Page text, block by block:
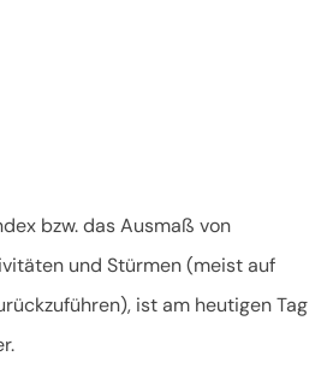
bzw. das Ausmaß von
und Stürmen (meist auf
ist am heutigen Tag